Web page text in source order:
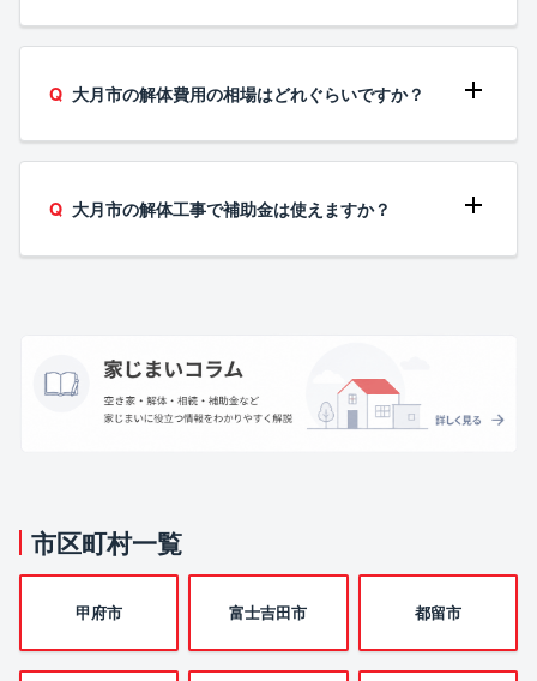
大月市の解体費用の相場はどれぐらいですか？
大月市の解体工事で補助金は使えますか？
市区町村一覧
甲府市 富士吉田市 都留市